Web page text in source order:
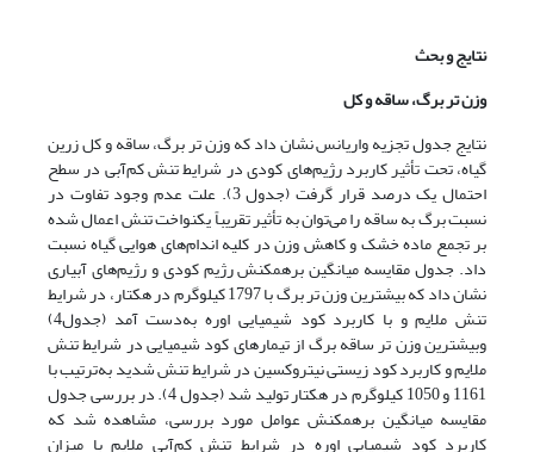
نتایج و بحث
وزن تر برگ، ساقه و کل
نتایج جدول تجزیه واریانس نشان داد که وزن تر برگ، ساقه و کل زرین
گیاه، تحت تأثیر کاربرد رژیم‌های کودی در شرایط تنش کم‌آبی در سطح
احتمال یک درصد قرار گرفت (جدول 3). علت عدم وجود تفاوت در
نسبت برگ به ساقه را می‌توان به تأثیر تقریباً یکنواخت تنش اعمال شده
بر تجمع ماده خشک و کاهش وزن در کلیه اندا‌م‌های هوایی گیاه نسبت
داد. جدول مقایسه میانگین برهمکنش رژیم کودی و رژیم‌های آبیاری
نشان داد که بیشترین وزن تر برگ با 1797 کیلوگرم در هکتار، در شرایط
تنش ملایم و با کاربرد کود شیمیایی اوره به‌دست آمد (جدول4)
وبیشترین وزن تر ساقه برگ از تیمارهای کود شیمیایی در شرایط تنش
ملایم و کاربرد کود زیستی نیتروکسین در شرایط تنش شدید به‌ترتیب با
1161 و 1050 کیلوگرم در هکتار تولید شد (جدول 4). در بررسی جدول
مقایسه میانگین برهمکنش عوامل مورد بررسی، مشاهده شد که
کاربرد کود شیمیایی اوره در شرایط تنش کم‌آبی ملایم با میزان